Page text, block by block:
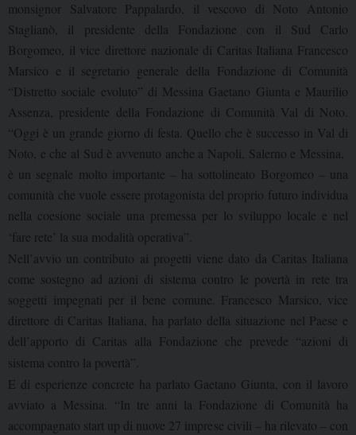
monsignor Salvatore Pappalardo, il vescovo di Noto Antonio
Staglianò, il presidente della Fondazione con il Sud Carlo
Borgomeo, il vice direttore nazionale di Caritas Italiana Francesco
Marsico e il segretario generale della Fondazione di Comunità
“Distretto sociale evoluto” di Messina Gaetano Giunta e Maurilio
Assenza, presidente della Fondazione di Comunità Val di Noto.
“Oggi è un grande giorno di festa. Quello che è successo in Val di
Noto, e che al Sud è avvenuto anche a Napoli, Salerno e Messina,
è un segnale molto importante – ha sottolineato Borgomeo – una
comunità che vuole essere protagonista del proprio futuro individua
nella coesione sociale una premessa per lo sviluppo locale e nel
‘fare rete’ la sua modalità operativa”.
Nell’avvio un contributo ai progetti viene dato da Caritas Italiana
come sostegno ad azioni di sistema contro le povertà in rete tra
soggetti impegnati per il bene comune. Francesco Marsico, vice
direttore di Caritas Italiana, ha parlato della situazione nel Paese e
dell’apporto di Caritas alla Fondazione che prevede “azioni di
sistema contro la povertà”.
E di esperienze concrete ha parlato Gaetano Giunta, con il lavoro
avviato a Messina. “In tre anni la Fondazione di Comunità ha
accompagnato start up di nuove 27 imprese civili – ha rilevato – con